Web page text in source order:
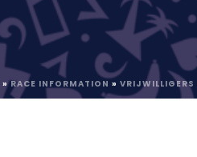
»RACE INFORMATION » VRIJWILLIGERS